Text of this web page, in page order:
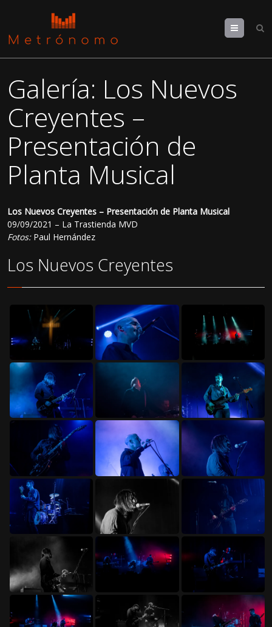
Menu
Galería: Los Nuevos
Creyentes –
Presentación de
Planta Musical
Los Nuevos Creyentes – Presentación de Planta Musical
09/09/2021 – La Trastienda MVD
Fotos:Paul Hernández
Los Nuevos Creyentes